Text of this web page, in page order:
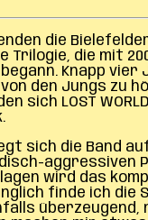
die
Trilogie, die mit
Knapp vier
den Jungs zu
sich LOST WORLD
sich die Band
aggressiven
wird das
finde ich die
überzeugend,